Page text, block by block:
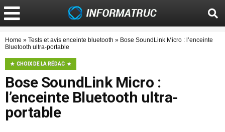
Home » Tests et avis enceinte bluetooth » Bose SoundLink Micro : l’enceinte
Bluetooth ultra-portable
CHOIX DE LA RÉDAC
Bose SoundLink Micro :
l’enceinte Bluetooth ultra-
portable